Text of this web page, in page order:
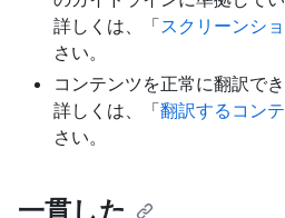
詳しくは、「スクリーンシ
さい。
コンテンツを正常に翻訳で
詳しくは、「翻訳するコン
さい。
一貫した